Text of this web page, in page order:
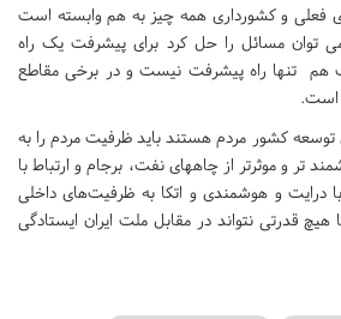
فعلی و کشورداری همه چیز به هم وابسته است
توان مسائل را حل کرد برای پیشرفت یک راه
هم تنها راه پیشرفت نیست و در برخی مقاطع
است.
توسعه کشور مردم هستند باید ظرفیت مردم را به
تر و موثرتر از چاههای نفت، برجام و ارتباط با
درایت و هوشمندی و اتکا به ظرفیت‌های داخلی
هیچ قدرتی نتواند در مقابل ملت ایران ایستادگی